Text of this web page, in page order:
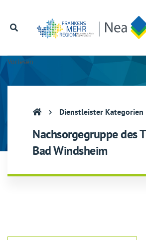
Vorlesen
Dienstleister Kategorien
Nachsorgegruppe des
Bad Windsheim